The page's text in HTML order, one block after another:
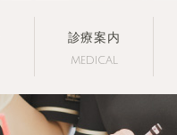
診療案内
MEDICAL